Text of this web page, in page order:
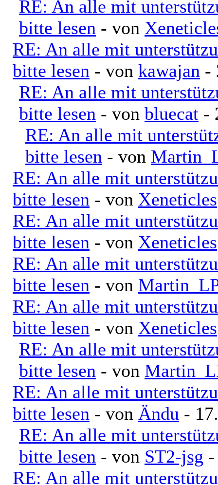
RE: An alle mit
bitte lesen - von
RE: An alle mit
bitte lesen - von kawajan -
RE: An alle mit
bitte lesen - von bluecat -
RE: An alle mit
bitte lesen - von
RE: An alle mit
bitte lesen - von Xeneticles
RE: An alle mit
bitte lesen - von Xeneticles
RE: An alle mit
bitte lesen - von
RE: An alle mit
bitte lesen - von Xeneticles
RE: An alle mit
bitte lesen - von
RE: An alle mit
bitte lesen - von Ändu -
RE: An alle mit
bitte lesen - von ST2-jsg
RE: An alle mit